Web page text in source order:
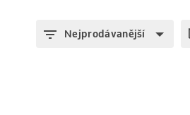
Nejprodávanější